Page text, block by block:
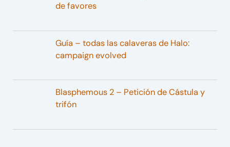
de favores
Guía – todas las calaveras de Halo:
campaign evolved
Blasphemous 2 – Petición de Cástula y
trifón